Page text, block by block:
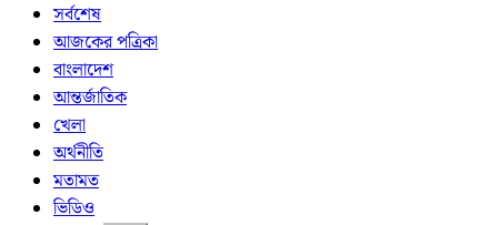
সর্বশেষ
আজকের পত্রিকা
বাংলাদেশ
আন্তর্জাতিক
খেলা
অর্থনীতি
মতামত
ভিডিও